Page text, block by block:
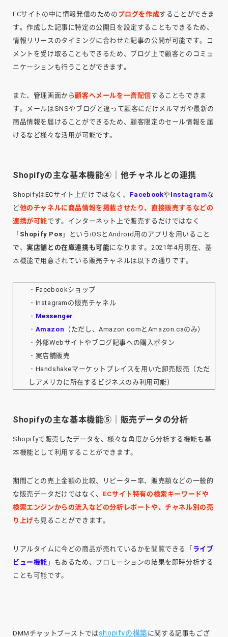
ECサイトの中に情報発信のための ブログを作成することができま
す。作成した記事に特定の公開日を設定することもできるため、
情報リリースのタイミングに合わせた記事の公開が可能です。コ
メントを受け取ることもできるため、ブログ上で顧客とのコミュ
ニケーションも行うことができます。
また、管理画面から顧客へメールを一斉配信することもできま
す。メールはSNSやブログと違って顧客にだけメルマガや最新の
商品情報を届けることができるため、顧客限定のセール情報を届
けるなど様々な活用が可能です。
Shopifyの主な基本機能④｜他チャネルとの連携
ShopifyはECサイト上だけではなく、 Facebookや Instagramな
ど他のチャネルに商品情報を掲載させたり、直接販売するなどの
連携が可能です。インターネット上で販売するだけではなく
「 Shopify Pos 」というiOSとAndroid用のアプリを用いること
で、実店舗との在庫連携も可能になります。2021年4月現在、基
本機能で用意されている販売チャネルは以下の通りです。
・Facebookショップ
・Instagramの販売チャネル
・ Messenger
・ Amazon （ただし、Amazon.comとAmazon.caのみ）
・外部Webサイトやブログ記事への購入ボタン
・実店舗販売
・Handshakeマーケットプレイスを用いた卸売販売（ただ
しアメリカに所在するビジネスのみ利用可能）
Shopifyの主な基本機能⑤｜販売データの分析
Shopifyで販売したデータを、様々な角度から分析する機能も基
本機能として利用することができます。
期間ごとの売上金額の比較、リピーター率、販売額などの一般的
な販売データだけではなく、 ECサイト特有の検索キーワードや
検索エンジンからの流入などの分析レポートや、チャネル別の売
り上げも見ることができます。
リアルタイムに今どの商品が売れているかを閲覧できる「 ライブ
ビュー機能 」もあるため、プロモーションの結果を即時分析する
ことも可能です。
DMMチャットブーストではshopifyの構築に関する記事もござ